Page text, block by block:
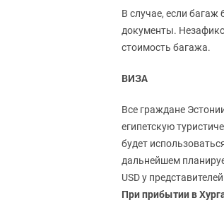
В случае, если
документы.
стоимость багажа.
ВИЗА
Все граждане
египетскую
будет
дальнейшем
USD у
При прибытии в